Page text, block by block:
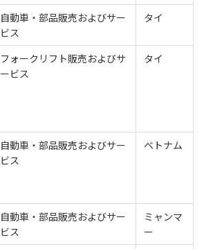
自動車・部品販売およびサー
ビス
タイ
フォークリフト販売およびサ
ービス
タイ
自動車・部品販売およびサー
ビス
ベトナム
自動車・部品販売およびサー
ビス
ミャンマ
ー